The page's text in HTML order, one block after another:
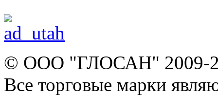
© ООО "ГЛОСАН" 2009-
Все торговые марки